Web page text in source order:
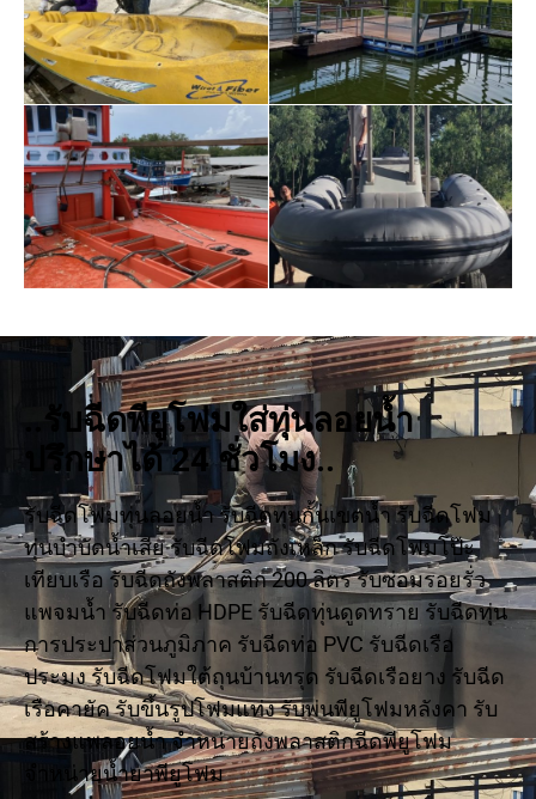
..รับฉีดพียูโฟมใส่ทุ่นลอยน้ำ
ปรึกษาได้ 24 ชั่วโมง..
รับฉีดโฟมทุ่นลอยน้ำ รับฉีดทุ่นกั้นเขตน้ำ รับฉีดโฟม
ทุ่นบำบัดน้ำเสีย รับฉีดโฟมถังเหล็ก รับฉีดโฟมโป๊ะ
เทียบเรือ รับฉีดถังพลาสติก 200 ลิตร รับซ่อมรอยรั่ว
แพจมน้ำ รับฉีดท่อ HDPE รับฉีดทุ่นดูดทราย รับฉีดทุ่น
การประปาส่วนภูมิภาค รับฉีดท่อ PVC รับฉีดเรือ
ประมง รับฉีดโฟมใต้ถุนบ้านทรุด รับฉีดเรือยาง รับฉีด
เรือคายัค รับขึ้นรูปโฟมแท่ง รับพ่นพียูโฟมหลังคา รับ
สร้างแพลอยน้ำ จำหน่ายถังพลาสติกฉีดพียูโฟม
จำหน่ายน้ำยาพียูโฟม